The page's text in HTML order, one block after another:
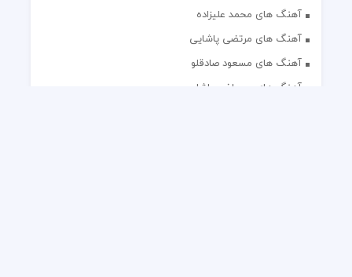
آهنگ های محمد علیزاده
آهنگ های مرتضی پاشایی
آهنگ های مسعود صادقلو
آهنگ های مصطفی پاشایی